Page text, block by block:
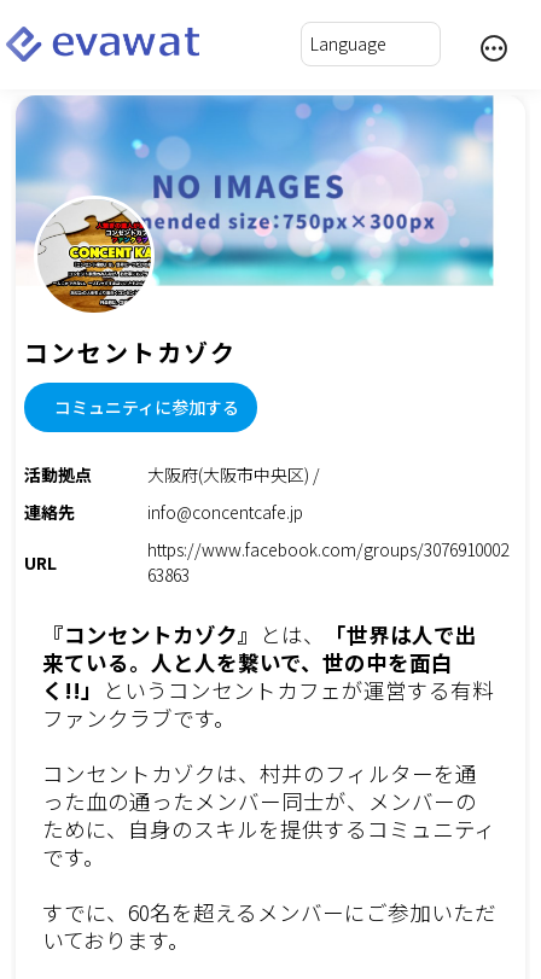
コンセントカゾク
コミュニティに参加する
活動拠点
大阪府(大阪市中央区) /
連絡先
info@concentcafe.jp
URL
https://www.facebook.com/groups/3076910002
63863
『コンセントカゾク』 とは、
「世界は人で出
来ている。人と人を繋いで、世の中を面白
く!!」
というコンセントカフェが運営する有料
ファンクラブです。
コンセントカゾクは、村井のフィルターを通
った血の通ったメンバー同士が、メンバーの
ために、自身のスキルを提供するコミュニティ
です。
すでに、60名を超えるメンバーにご参加いただ
いております。